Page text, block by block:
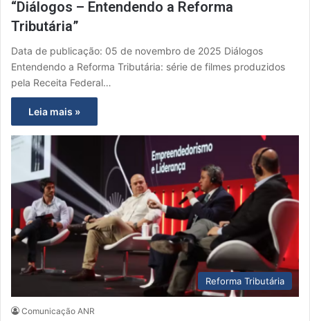
“Diálogos – Entendendo a Reforma
Tributária”
Data de publicação: 05 de novembro de 2025 Diálogos
Entendendo a Reforma Tributária: série de filmes produzidos
pela Receita Federal…
Leia mais »
Reforma Tributária
Comunicação ANR